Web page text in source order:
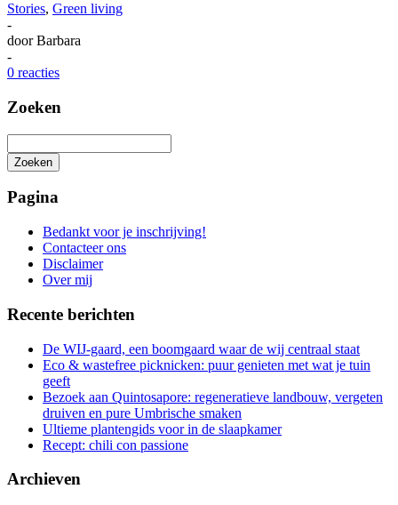
Stories, Green living
-
doorBarbara
-
0 reacties
Zoeken
Zoeken
zoeken
Pagina
Bedankt voor je inschrijving!
Contacteer ons
Disclaimer
Over mij
Recente berichten
De WIJ-gaard, een boomgaard waar de wij centraal staat
Eco & wastefree picknicken: puur genieten met wat je tuin
geeft
Bezoek aan Quintosapore: regeneratieve landbouw, vergeten
druiven en pure Umbrische smaken
Ultieme plantengids voor in de slaapkamer
Recept: chili con passione
Archieven